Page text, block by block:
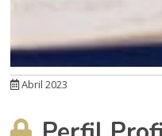
Abril 2023